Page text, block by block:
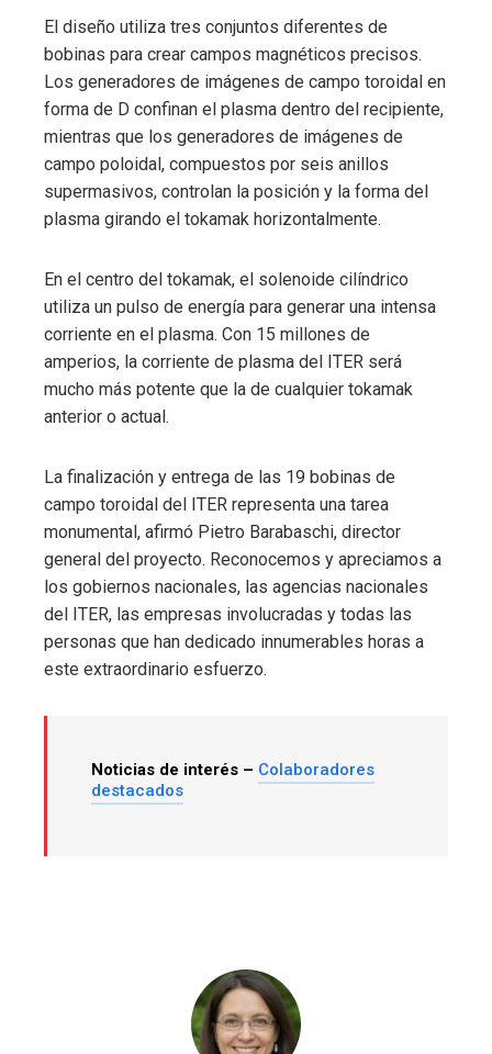
El diseño utiliza tres conjuntos diferentes de
bobinas para crear campos magnéticos precisos.
Los generadores de imágenes de campo toroidal en
forma de D confinan el plasma dentro del recipiente,
mientras que los generadores de imágenes de
campo poloidal, compuestos por seis anillos
supermasivos, controlan la posición y la forma del
plasma girando el tokamak horizontalmente.
En el centro del tokamak, el solenoide cilíndrico
utiliza un pulso de energía para generar una intensa
corriente en el plasma. Con 15 millones de
amperios, la corriente de plasma del ITER será
mucho más potente que la de cualquier tokamak
anterior o actual.
La finalización y entrega de las 19 bobinas de
campo toroidal del ITER representa una tarea
monumental, afirmó Pietro Barabaschi, director
general del proyecto. Reconocemos y apreciamos a
los gobiernos nacionales, las agencias nacionales
del ITER, las empresas involucradas y todas las
personas que han dedicado innumerables horas a
este extraordinario esfuerzo.
Noticias de interés – Colaboradores
destacados